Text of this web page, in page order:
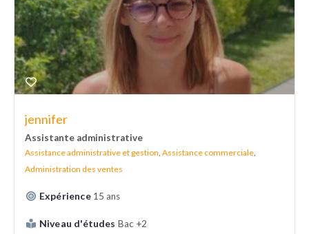
jennifer
Assistante administrative
Assistance administrative et gestion, Assistance commerciale,
Administration des ventes
Expérience 15 ans
Niveau d'études Bac +2